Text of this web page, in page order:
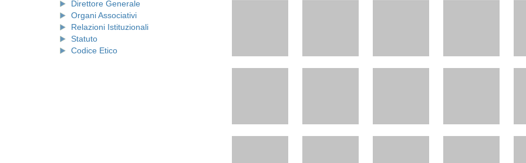
Direttore Generale
Organi Associativi
Relazioni Istituzionali
Statuto
Codice Etico